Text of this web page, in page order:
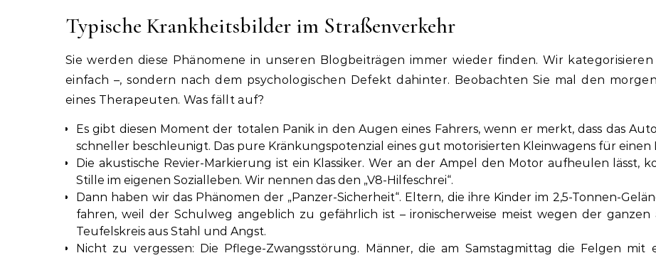
Typische Krankheitsbilder im Straßenverkehr
Sie werden diese Phänomene in unseren Blogbeiträgen immer wieder finden. Wir
einfach –, sondern nach dem psychologischen Defekt dahinter. Beobachten Sie mal den
eines Therapeuten. Was fällt auf?
Es gibt diesen Moment der totalen Panik in den Augen eines Fahrers, wenn er merkt, dass das
schneller beschleunigt. Das pure Kränkungspotenzial eines gut motorisierten Kleinwagens für einen
Die akustische Revier-Markierung ist ein Klassiker. Wer an der Ampel den Motor aufheulen lässt,
Stille im eigenen Sozialleben. Wir nennen das den „V8-Hilfeschrei“.
Dann haben wir das Phänomen der „Panzer-Sicherheit“. Eltern, die ihre Kinder im 2,5-Tonnen-
fahren, weil der Schulweg angeblich zu gefährlich ist – ironischerweise meist wegen der ganzen
Teufelskreis aus Stahl und Angst.
Nicht zu vergessen: Die Pflege-Zwangsstörung. Männer, die am Samstagmittag die Felgen